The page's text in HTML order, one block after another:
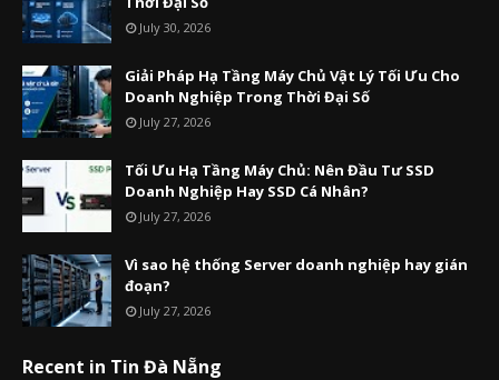
July 30, 2026
Giải Pháp Hạ Tầng Máy Chủ Vật Lý Tối Ưu Cho
Doanh Nghiệp Trong Thời Đại Số
July 27, 2026
Tối Ưu Hạ Tầng Máy Chủ: Nên Đầu Tư SSD
Doanh Nghiệp Hay SSD Cá Nhân?
July 27, 2026
Vì sao hệ thống Server doanh nghiệp hay gián
đoạn?
July 27, 2026
Recent in Tin Đà Nẵng